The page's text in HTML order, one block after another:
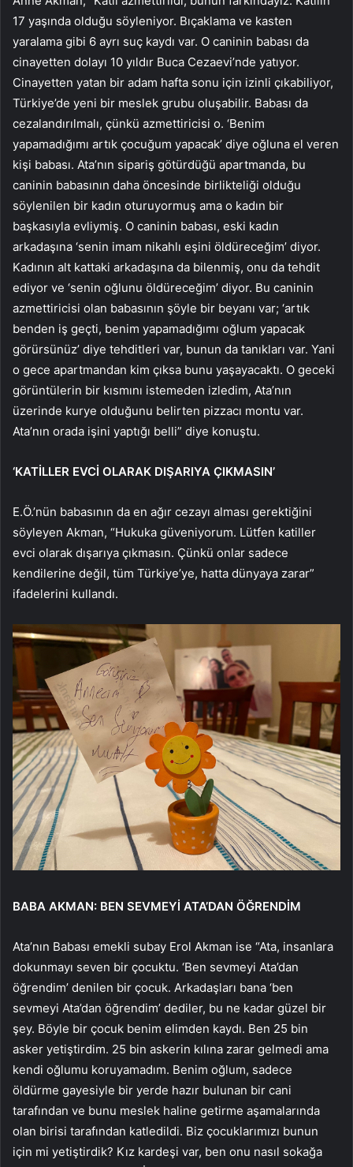
17 yaşında olduğu söyleniyor. Bıçaklama ve kasten
yaralama gibi 6 ayrı suç kaydı var. O caninin babası da
cinayetten dolayı 10 yıldır Buca Cezaevi’nde yatıyor.
Cinayetten yatan bir adam hafta sonu için izinli çıkabiliyor,
Türkiye’de yeni bir meslek grubu oluşabilir. Babası da
cezalandırılmalı, çünkü azmettiricisi o. ‘Benim
yapamadığımı artık çocuğum yapacak’ diye oğluna el veren
kişi babası. Ata’nın sipariş götürdüğü apartmanda, bu
caninin babasının daha öncesinde birlikteliği olduğu
söylenilen bir kadın oturuyormuş ama o kadın bir
başkasıyla evliymiş. O caninin babası, eski kadın
arkadaşına ‘senin imam nikahlı eşini öldüreceğim’ diyor.
Kadının alt kattaki arkadaşına da bilenmiş, onu da tehdit
ediyor ve ‘senin oğlunu öldüreceğim’ diyor. Bu caninin
azmettiricisi olan babasının şöyle bir beyanı var; ‘artık
benden iş geçti, benim yapamadığımı oğlum yapacak
görürsünüz’ diye tehditleri var, bunun da tanıkları var. Yani
o gece apartmandan kim çıksa bunu yaşayacaktı. O geceki
görüntülerin bir kısmını istemeden izledim, Ata’nın
üzerinde kurye olduğunu belirten pizzacı montu var.
Ata’nın orada işini yaptığı belli” diye konuştu.
‘KATİLLER EVCİ OLARAK DIŞARIYA ÇIKMASIN’
E.Ö.’nün babasının da en ağır cezayı alması gerektiğini
söyleyen Akman, “Hukuka güveniyorum. Lütfen katiller
evci olarak dışarıya çıkmasın. Çünkü onlar sadece
kendilerine değil, tüm Türkiye’ye, hatta dünyaya zarar”
ifadelerini kullandı.
BABA AKMAN: BEN SEVMEYİ ATA’DAN ÖĞRENDİM
Ata’nın Babası emekli subay Erol Akman ise “Ata, insanlara
dokunmayı seven bir çocuktu. ‘Ben sevmeyi Ata’dan
öğrendim’ denilen bir çocuk. Arkadaşları bana ‘ben
sevmeyi Ata’dan öğrendim’ dediler, bu ne kadar güzel bir
şey. Böyle bir çocuk benim elimden kaydı. Ben 25 bin
asker yetiştirdim. 25 bin askerin kılına zarar gelmedi ama
kendi oğlumu koruyamadım. Benim oğlum, sadece
öldürme gayesiyle bir yerde hazır bulunan bir cani
tarafından ve bunu meslek haline getirme aşamalarında
olan birisi tarafından katledildi. Biz çocuklarımızı bunun
için mi yetiştirdik? Kız kardeşi var, ben onu nasıl sokağa